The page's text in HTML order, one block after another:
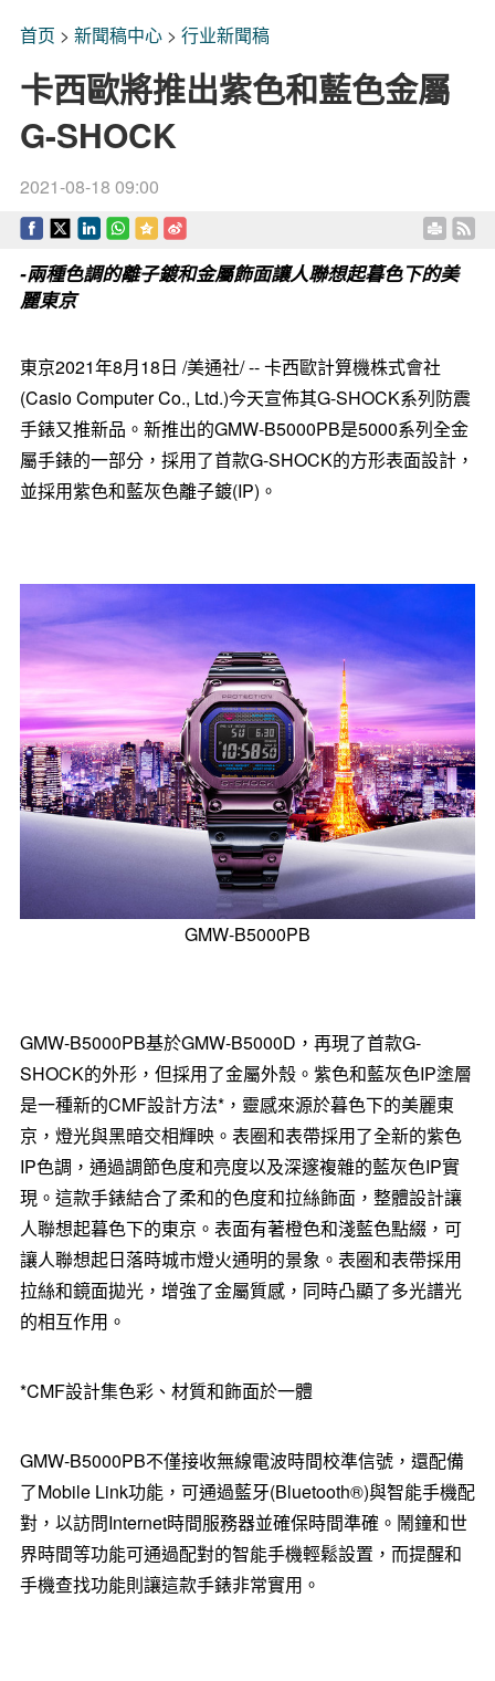
首页 > 新聞稿中心> 行业新聞稿
卡西歐將推出紫色和藍色金屬
G-SHOCK
2021-08-18 09:00
-兩種色調的離子鍍和金屬飾面讓人聯想起暮色下的美
麗東京
東京2021年8月18日 /美通社/ -- 卡西歐計算機株式會社
(Casio Computer Co., Ltd.)今天宣佈其G-SHOCK系列防震
手錶又推新品。新推出的GMW-B5000PB是5000系列全金
屬手錶的一部分，採用了首款G-SHOCK的方形表面設計，
並採用紫色和藍灰色離子鍍(IP)。
GMW-B5000PB
GMW-B5000PB基於GMW-B5000D，再現了首款G-
SHOCK的外形，但採用了金屬外殼。紫色和藍灰色IP塗層
是一種新的CMF設計方法*，靈感來源於暮色下的美麗東
京，燈光與黑暗交相輝映。表圈和表帶採用了全新的紫色
IP色調，通過調節色度和亮度以及深邃複雜的藍灰色IP實
現。這款手錶結合了柔和的色度和拉絲飾面，整體設計讓
人聯想起暮色下的東京。表面有著橙色和淺藍色點綴，可
讓人聯想起日落時城市燈火通明的景象。表圈和表帶採用
拉絲和鏡面拋光，增強了金屬質感，同時凸顯了多光譜光
的相互作用。
*CMF設計集色彩、材質和飾面於一體
GMW-B5000PB不僅接收無線電波時間校準信號，還配備
了Mobile Link功能，可通過藍牙(Bluetooth®)與智能手機配
對，以訪問Internet時間服務器並確保時間準確。鬧鐘和世
界時間等功能可通過配對的智能手機輕鬆設置，而提醒和
手機查找功能則讓這款手錶非常實用。